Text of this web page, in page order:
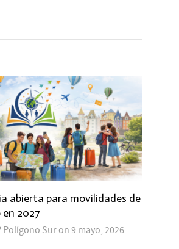
abierta para movilidades de
2027
Polígono Suron 9 mayo, 2026